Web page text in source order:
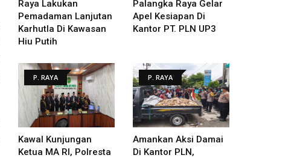
Raya Lakukan
Pemadaman Lanjutan
Karhutla Di Kawasan
Hiu Putih
Palangka Raya Gelar
Apel Kesiapan Di
Kantor PT. PLN UP3
P. RAYA
Kawal Kunjungan
Ketua MA RI, Polresta
P. RAYA
Amankan Aksi Damai
Di Kantor PLN,